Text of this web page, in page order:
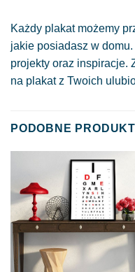
Każdy plakat możemy
jakie posiadasz w
projekty oraz inspiracje.
na plakat z Twoich
PODOBNE